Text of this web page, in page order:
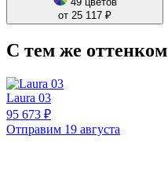
от 25 117 ₽
С тем же оттенком
Laura 03
95 673 ₽
Отправим 19 августа